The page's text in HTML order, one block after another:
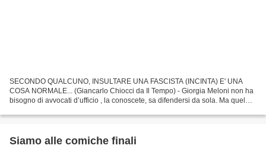
SECONDO QUALCUNO, INSULTARE UNA FASCISTA (INCINTA) E' UNA
COSA NORMALE... (Giancarlo Chiocci da Il Tempo) - Giorgia Meloni non ha
bisogno di avvocati d’ufficio , la conoscete, sa difendersi da sola. Ma quel
Siamo alle comiche finali